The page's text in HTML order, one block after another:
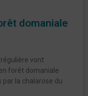
domaniale
vont
forêt domaniale
par la chalarose du